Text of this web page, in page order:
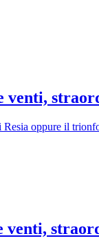
venti,
oppure il
venti,